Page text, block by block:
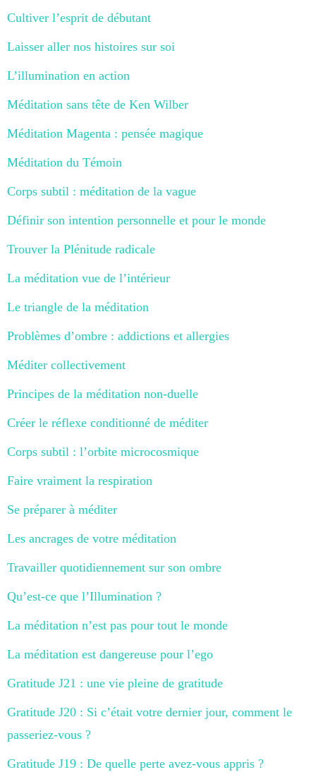
Cultiver l’esprit de débutant
Laisser aller nos histoires sur soi
L’illumination en action
Méditation sans tête de Ken Wilber
Méditation Magenta : pensée magique
Méditation du Témoin
Corps subtil : méditation de la vague
Définir son intention personnelle et pour le monde
Trouver la Plénitude radicale
La méditation vue de l’intérieur
Le triangle de la méditation
Problèmes d’ombre : addictions et allergies
Méditer collectivement
Principes de la méditation non-duelle
Créer le réflexe conditionné de méditer
Corps subtil : l’orbite microcosmique
Faire vraiment la respiration
Se préparer à méditer
Les ancrages de votre méditation
Travailler quotidiennement sur son ombre
Qu’est-ce que l’Illumination ?
La méditation n’est pas pour tout le monde
La méditation est dangereuse pour l’ego
Gratitude J21 : une vie pleine de gratitude
Gratitude J20 : Si c’était votre dernier jour, comment le
passeriez-vous ?
Gratitude J19 : De quelle perte avez-vous appris ?